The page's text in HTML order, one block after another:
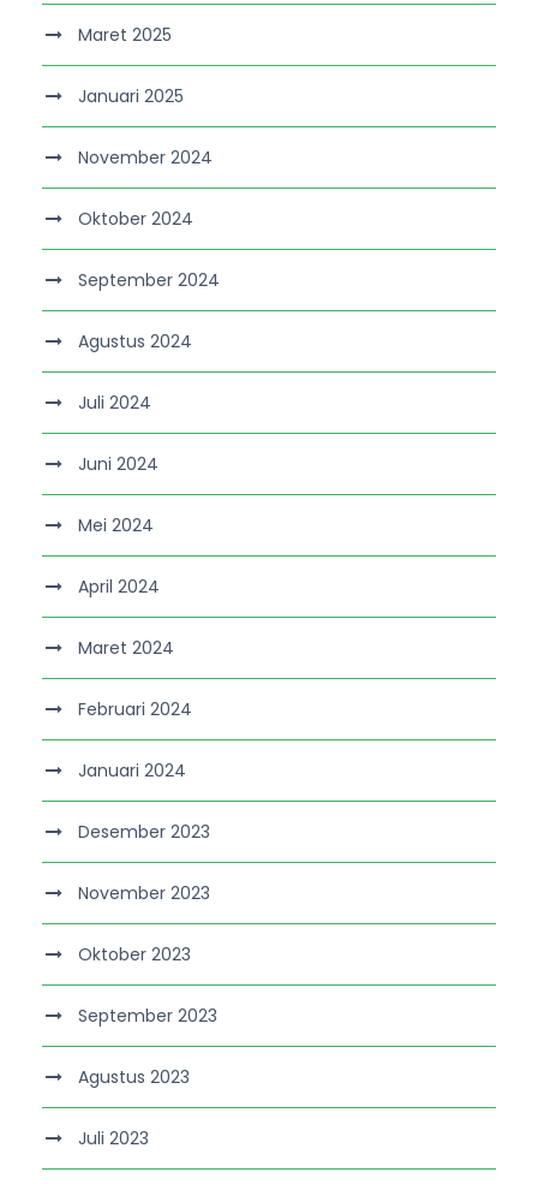
Maret 2025
Januari 2025
November 2024
Oktober 2024
September 2024
Agustus 2024
Juli 2024
Juni 2024
Mei 2024
April 2024
Maret 2024
Februari 2024
Januari 2024
Desember 2023
November 2023
Oktober 2023
September 2023
Agustus 2023
Juli 2023